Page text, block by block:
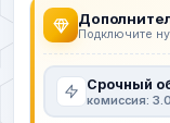
Подключите
Срочный
комиссия: